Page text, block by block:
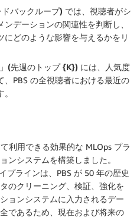
バックループ) では、視聴者がシ
デーションの関連性を判断し、
にどのような影響を与えるかをリ
(先週のトップ {K}) には、人気度
PBS の全視聴者における最近の
利用できる効果的な MLOps プラ
ンシステムを構築しました。
プラインは、PBS が 50 年の歴史
のクリーニング、検証、強化を
ョンシステムに入力されるデー
であるため、現在および将来の